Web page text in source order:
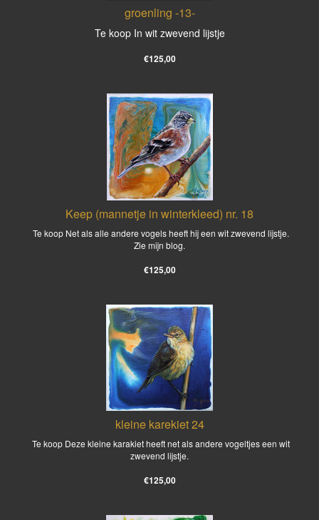
groenling -13-
Te koop In wit zwevend lijstje
€125,00
Keep (mannetje in winterkleed) nr. 18
Te koop Net als alle andere vogels heeft hij een wit zwevend lijstje.
Zie mijn blog.
€125,00
kleine karekiet 24
Te koop Deze kleine karakiet heeft net als andere vogeltjes een wit
zwevend lijstje.
€125,00